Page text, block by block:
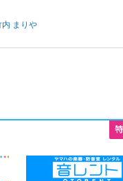
内 まりや